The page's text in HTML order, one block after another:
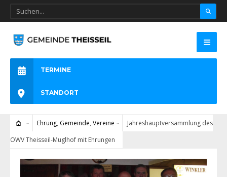
TERMINE
STANDORT
Ehrung, Gemeinde, Vereine
Jahreshauptversammlung des
OWV Theisseil-Muglhof mit Ehrungen